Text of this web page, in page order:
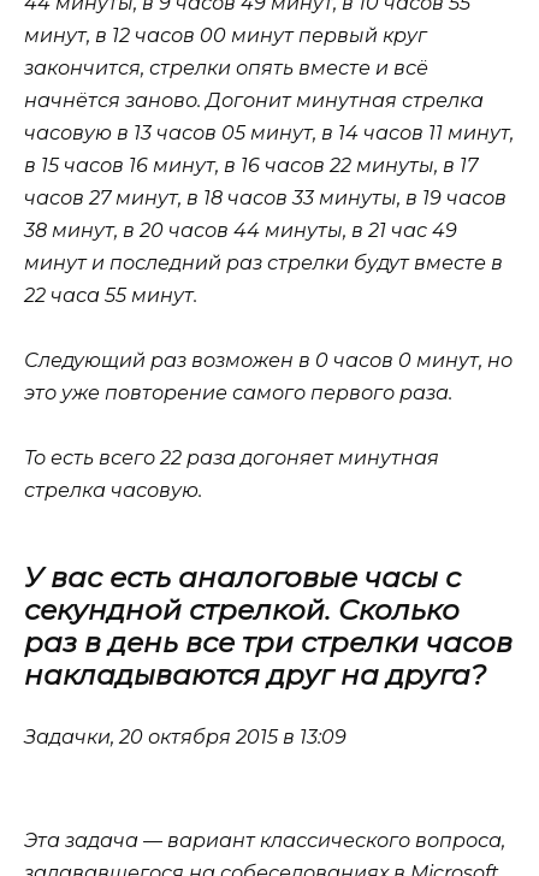
минут, в 12 часов 00 минут первый круг
закончится, стрелки опять вместе и всё
начнётся заново. Догонит минутная стрелка
часовую в 13 часов 05 минут, в 14 часов 11 минут,
в 15 часов 16 минут, в 16 часов 22 минуты, в 17
часов 27 минут, в 18 часов 33 минуты, в 19 часов
38 минут, в 20 часов 44 минуты, в 21 час 49
минут и последний раз стрелки будут вместе в
22 часа 55 минут.
Следующий раз возможен в 0 часов 0 минут, но
это уже повторение самого первого раза.
То есть всего 22 раза догоняет минутная
стрелка часовую.
У вас есть аналоговые часы с
секундной стрелкой. Сколько
раз в день все три стрелки часов
накладываются друг на друга?
Задачки, 20 октября 2015 в 13:09
Эта задача — вариант классического вопроса,